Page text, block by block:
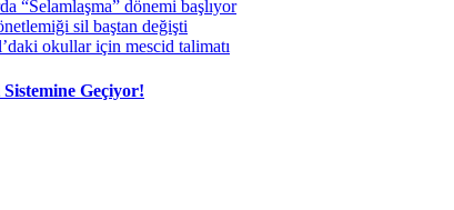
“Selamlaşma” dönemi başlıyor
sil baştan değişti
okullar için mescid talimatı
Geçiyor!